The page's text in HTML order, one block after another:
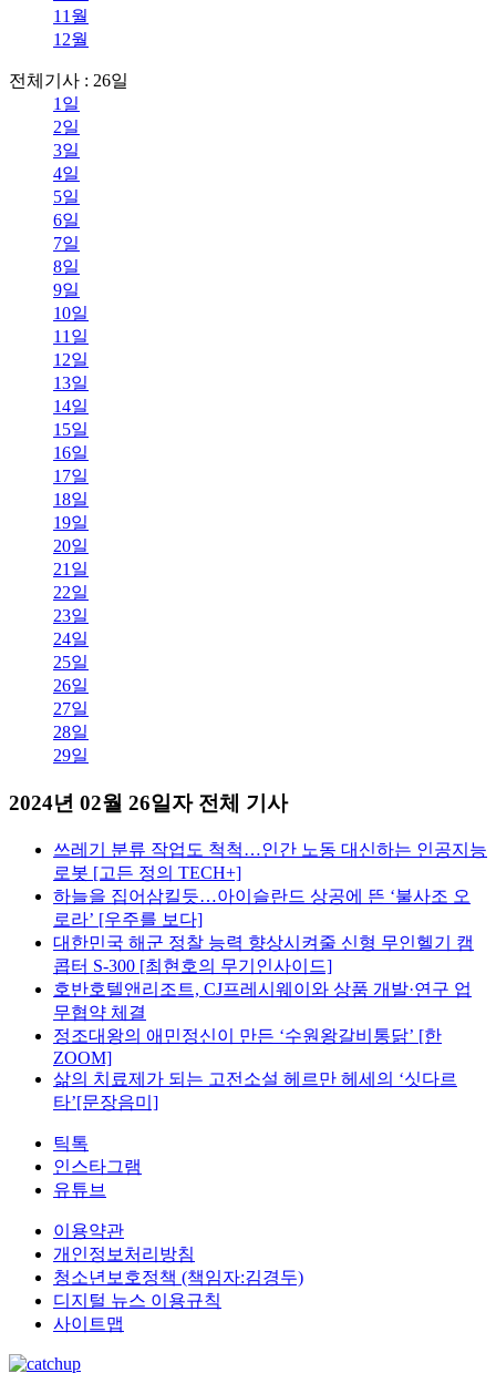
11월
12월
전체기사 : 26일
1일
2일
3일
4일
5일
6일
7일
8일
9일
10일
11일
12일
13일
14일
15일
16일
17일
18일
19일
20일
21일
22일
23일
24일
25일
26일
27일
28일
29일
2024년 02월 26일자 전체 기사
쓰레기 분류 작업도 척척…인간 노동 대신하는 인공지능
로봇 [고든 정의 TECH+]
하늘을 집어삼킬듯…아이슬란드 상공에 뜬 ‘불사조 오
로라’ [우주를 보다]
대한민국 해군 정찰 능력 향상시켜줄 신형 무인헬기 캠
콥터 S-300 [최현호의 무기인사이드]
호반호텔앤리조트, CJ프레시웨이와 상품 개발·연구 업
무협약 체결
정조대왕의 애민정신이 만든 ‘수원왕갈비통닭’ [한
ZOOM]
삶의 치료제가 되는 고전소설 헤르만 헤세의 ‘싯다르
타’[문장음미]
틱톡
인스타그램
유튜브
이용약관
개인정보처리방침
청소년보호정책 (책임자:김경두)
디지털 뉴스 이용규칙
사이트맵